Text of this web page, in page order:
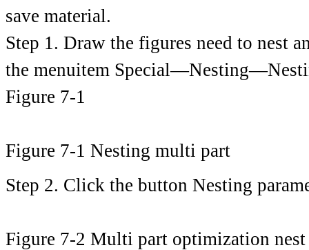
save material.
Step 1. Draw the figures need to nest
the menuitem
Figure 7-1
Figure 7-1 Nesting multi part
Step 2. Click the button Nesting
Figure 7-2 Multi part optimization